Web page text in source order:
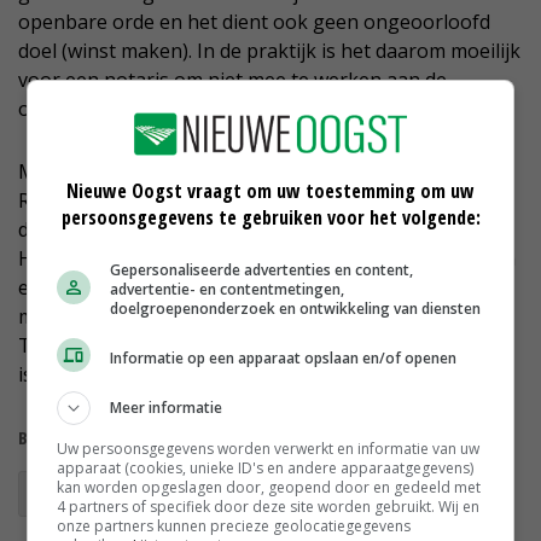
openbare orde en het dient ook geen ongeoorloofd
doel (winst maken). In de praktijk is het daarom moeilijk
voor een notaris om niet mee te werken aan de
overdracht van dit soort percelen.
Minister Hugo de Jonge voor Volkshuisvesting en
Ruimtelijke Ordening kondigde eerder dit jaar al aan
dat hij een einde wil maken aan deze grondspeculatie.
Hij werkt daarbij samen met de ministers van Financiën
en voor Rechtsbescherming en verwacht de komende
maanden met een plan van aanpak te komen. In de
Tweede Kamer is een brede consensus dat actie nodig
is om deze vorm van speculatie aan banden de leggen.
Bekijk meer over:
landbouwgrond Tweede Kamer
Nieuwe Oogst vraagt om uw toestemming om uw
persoonsgegevens te gebruiken voor het volgende:
Gepersonaliseerde advertenties en content,
advertentie- en contentmetingen,
doelgroepenonderzoek en ontwikkeling van diensten
Informatie op een apparaat opslaan en/of openen
Meer informatie
Uw persoonsgegevens worden verwerkt en informatie van uw
apparaat (cookies, unieke ID's en andere apparaatgegevens)
kan worden opgeslagen door, geopend door en gedeeld met
4 partners of specifiek door deze site worden gebruikt. Wij en
onze partners kunnen precieze geolocatiegegevens